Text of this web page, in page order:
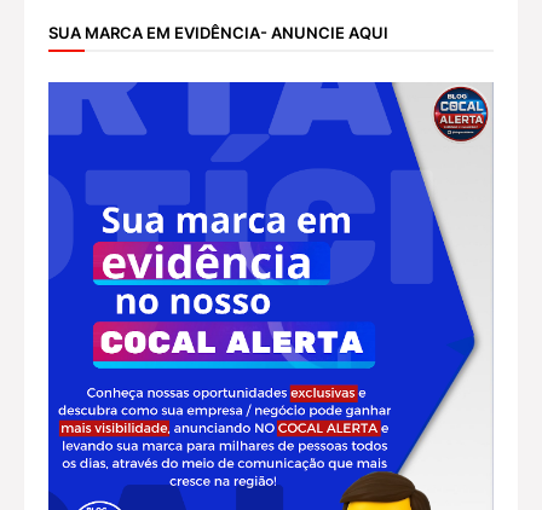
SUA MARCA EM EVIDÊNCIA- ANUNCIE AQUI